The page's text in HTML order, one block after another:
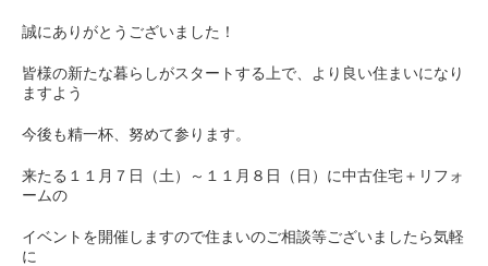
誠にありがとうございました！
皆様の新たな暮らしがスタートする上で、より良い住まいになり
ますよう
今後も精一杯、努めて参ります。
来たる１１月７日（土）～１１月８日（日）に中古住宅＋リフォ
ームの
イベントを開催しますので住まいのご相談等ございましたら気軽
に